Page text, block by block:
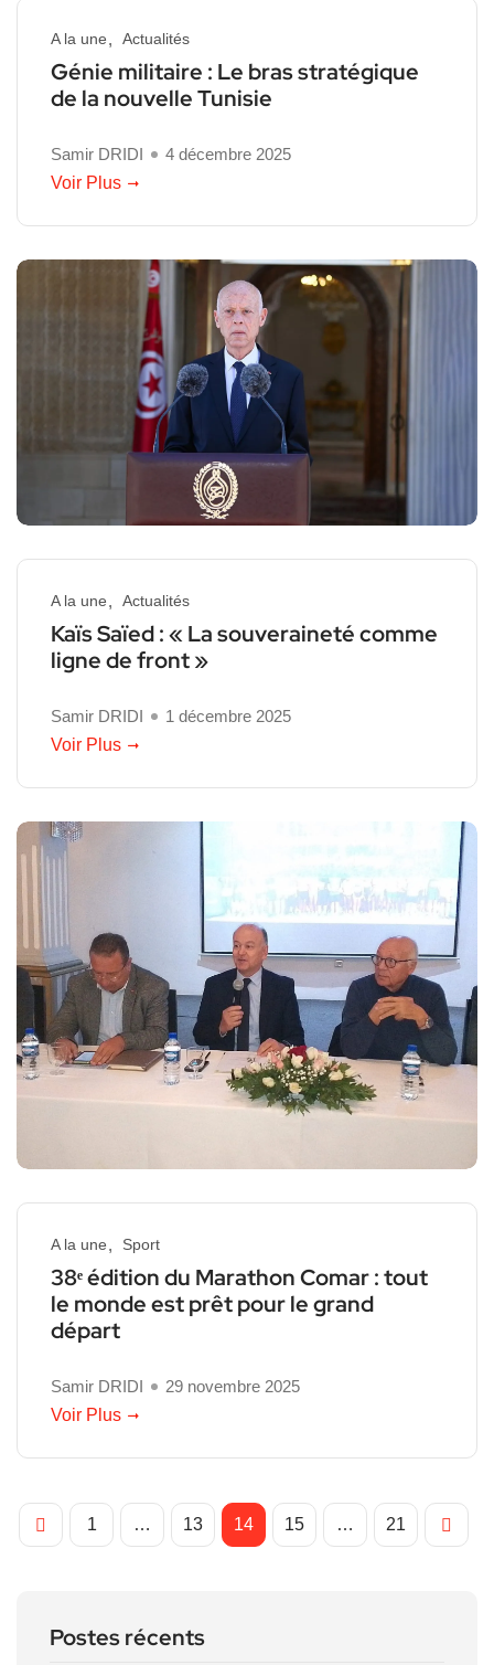
A la une Actualités
Génie militaire : Le bras stratégique
de la nouvelle Tunisie
Samir DRIDI
4 décembre 2025
Voir Plus
A la une Actualités
Kaïs Saïed : « La souveraineté comme
ligne de front »
Samir DRIDI
1 décembre 2025
Voir Plus
A la une Sport
38ᵉ édition du Marathon Comar : tout
le monde est prêt pour le grand
départ
Samir DRIDI
29 novembre 2025
Voir Plus
1 … 13 14 15 … 21
Postes récents